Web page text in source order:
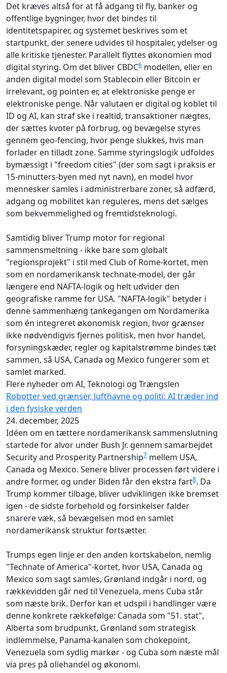
Det kræves altså for at få adgang til fly, banker og
offentlige bygninger, hvor det bindes til
identitetspapirer, og systemet beskrives som et
startpunkt, der senere udvides til hospitaler, ydelser og
alle kritiske tjenester. Parallelt flyttes økonomien mod
digital styring. Om det bliver CBDC6 modellen, eller en
anden digital model som Stablecoin eller Bitcoin er
irrelevant, og pointen er, at elektroniske penge er
elektroniske penge. Når valutaen er digital og koblet til
ID og AI, kan straf ske i realtid, transaktioner nægtes,
der sættes kvoter på forbrug, og bevægelse styres
gennem geo-fencing, hvor penge slukkes, hvis man
forlader en tilladt zone. Samme styringslogik udfoldes
bymæssigt i "freedom cities" (der som sagt i praksis er
15-minutters-byen med nyt navn), en model hvor
mennesker samles i administrerbare zoner, så adfærd,
adgang og mobilitet kan reguleres, mens det sælges
som bekvemmelighed og fremtidsteknologi.
Samtidig bliver Trump motor for regional
sammensmeltning - ikke bare som globalt
"regionsprojekt" i stil med Club of Rome-kortet, men
som en nordamerikansk technate-model, der går
længere end NAFTA-logik og helt udvider den
geografiske ramme for USA. "NAFTA-logik" betyder i
denne sammenhæng tankegangen om Nordamerika
som én integreret økonomisk region, hvor grænser
ikke nødvendigvis fjernes politisk, men hvor handel,
forsyningskæder, regler og kapitalstrømme bindes tæt
sammen, så USA, Canada og Mexico fungerer som et
samlet marked.
Flere nyheder om AI, Teknologi og Trængslen
Robotter ved grænser, lufthavne og politi: AI træder ind
i den fysiske verden
24. december, 2025
Idéen om en tættere nordamerikansk sammenslutning
startede for alvor under Bush Jr. gennem samarbejdet
Security and Prosperity Partnership7 mellem USA,
Canada og Mexico. Senere bliver processen ført videre i
andre former, og under Biden får den ekstra fart8. Da
Trump kommer tilbage, bliver udviklingen ikke bremset
igen - de sidste forbehold og forsinkelser falder
snarere væk, så bevægelsen mod en samlet
nordamerikansk struktur fortsætter.
Trumps egen linje er den anden kortskabelon, nemlig
"Technate of America"-kortet, hvor USA, Canada og
Mexico som sagt samles, Grønland indgår i nord, og
rækkevidden går ned til Venezuela, mens Cuba står
som næste brik. Derfor kan et udspil i handlinger være
denne konkrete rækkefølge: Canada som "51. stat",
Alberta som brudpunkt, Grønland som strategisk
indlemmelse, Panama-kanalen som chokepoint,
Venezuela som sydlig markør - og Cuba som næste mål
via pres på oliehandel og økonomi.